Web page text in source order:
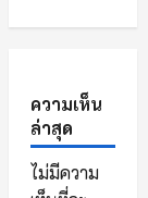
ความเห็น
ล่าสุด
ไม่มีความ